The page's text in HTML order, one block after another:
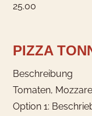
25.00
PIZZA
Beschreibung
Tomaten,
Option 1: